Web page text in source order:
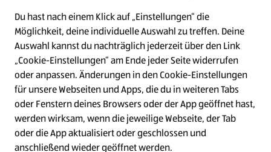
W
i
r
d
a
u
f
W
i
r
d
a
u
f
W
i
r
d
a
u
f
W
i
r
d
a
Cookie - Liste
Datenschutz
Du hast nach einem Klick auf „Einstellungen“ die
Möglichkeit, deine individuelle Auswahl zu treffen. Deine
Auswahl kannst du nachträglich jederzeit über den Link
„Cookie-Einstellungen“ am Ende jeder Seite widerrufen
oder anpassen. Änderungen in den Cookie-Einstellungen
für unsere Webseiten und Apps, die du in weiteren Tabs
oder Fenstern deines Browsers oder der App geöffnet hast,
werden wirksam, wenn die jeweilige Webseite, der Tab
oder die App aktualisiert oder geschlossen und
anschließend wieder geöffnet werden.